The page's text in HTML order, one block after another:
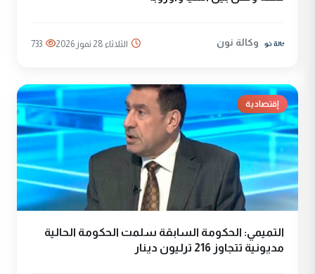
وكالة نون الثلاثاء 28 تموز 2026 733
إقتصادية
التميمي: الحكومة السابقة سلمت الحكومة الحالية
مديونية تتجاوز 216 ترليون دينار